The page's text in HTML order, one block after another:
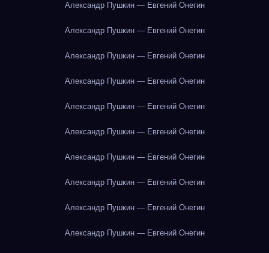
Александр Пушкин — Евгений Онегин
Александр Пушкин — Евгений Онегин
Александр Пушкин — Евгений Онегин
Александр Пушкин — Евгений Онегин
Александр Пушкин — Евгений Онегин
Александр Пушкин — Евгений Онегин
Александр Пушкин — Евгений Онегин
Александр Пушкин — Евгений Онегин
Александр Пушкин — Евгений Онегин
Александр Пушкин — Евгений Онегин